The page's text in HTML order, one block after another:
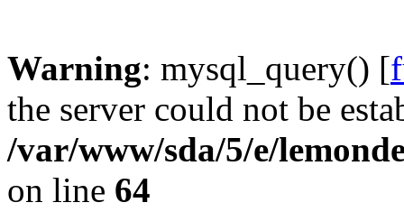
Warning: mysql_query() [
the server could not be
/var/www/sda/5/e/
on line 64